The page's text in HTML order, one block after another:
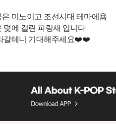
미노이고 조선시대 테마에욥
덫에 걸린 파랑새 입니다